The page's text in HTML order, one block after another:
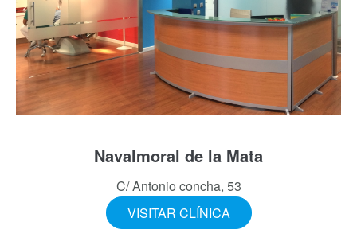
Navalmoral de la Mata
C/ Antonio concha, 53
VISITAR CLÍNICA